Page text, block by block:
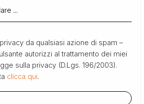
da qualsiasi azione di spam –
autorizzi al trattamento dei miei
sulla privacy (D.Lgs. 196/2003).
clicca qui.